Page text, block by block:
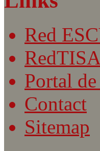
Red
RedTISA
Portal
Contact
Sitemap